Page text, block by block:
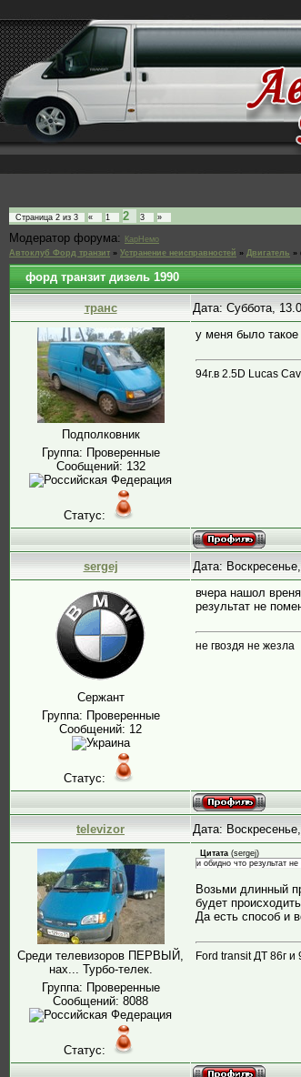
Страница 2 из 3 « 1 2 3 »
Модератор форума:
КарНемо
Автоклуб Форд транзит » Устранение неисправностей » Двигатель »
форд транзит дизель 1990
транс Дата: Суббота,
Подполковник
Группа: Проверенные
Сообщений: 132
Статус:
у меня было такое
94г.в 2.5D Lucas Cav
sergej Дата:
Сержант
Группа: Проверенные
Сообщений: 12
Статус:
вчера нашол
результат не
не гвоздя не жезла
televizor Дата:
Среди телевизоров ПЕРВЫЙ,
нах... Турбо-телек.
Группа: Проверенные
Сообщений: 8088
Статус:
Цитата (sergej)
и обидно что результат
Возьми длинный
будет
Да есть способ и
Ford transit ДТ 86г и